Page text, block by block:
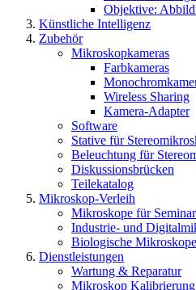
Objektive:
Künstliche Intelligenz
Zubehör
Mikroskopkameras
Farbkameras
Wireless Sharing
Kamera-Adapter
Software
Stative für
Beleuchtung für
Diskussionsbrücken
Teilekatalog
Mikroskop-Verleih
Mikroskope für
Industrie- und
Biologische Mikroskope
Dienstleistungen
Wartung & Reparatur
Mikroskop Kalibrierung